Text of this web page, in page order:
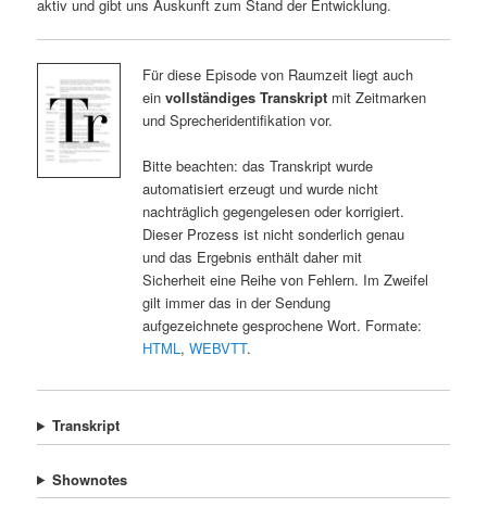
aktiv und gibt uns Auskunft zum Stand der Entwicklung.
Für diese Episode von Raumzeit liegt auch
ein vollständiges Transkriptmit Zeitmarken
und Sprecheridentifikation vor.
Bitte beachten: das Transkript wurde
automatisiert erzeugt und wurde nicht
nachträglich gegengelesen oder korrigiert.
Dieser Prozess ist nicht sonderlich genau
und das Ergebnis enthält daher mit
Sicherheit eine Reihe von Fehlern. Im Zweifel
gilt immer das in der Sendung
aufgezeichnete gesprochene Wort. Formate:
HTML, WEBVTT.
Transkript
Shownotes